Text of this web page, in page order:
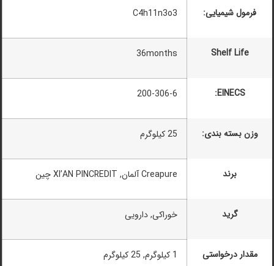
فرمول شیمیایی: C4h11n3o3
Shelf Life
36months
EINECS:
200-306-6
وزن بسته بندی: 25 کیلوگرم
برند Creapure آلمان, XI’AN PINCREDIT چین
گرید خوراکی, دارویی
مقدار درخواستی 1 کیلوگرم, 25 کیلوگرم